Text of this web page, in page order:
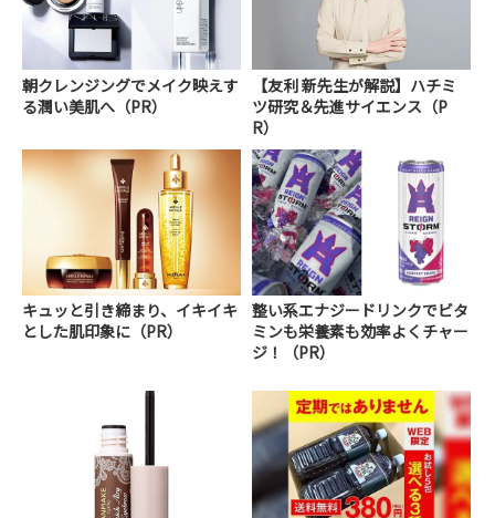
朝クレンジングでメイク映えす
る潤い美肌へ（PR）
【友利 新先生が解説】ハチミ
ツ研究＆先進サイエンス（P
R）
キュッと引き締まり、イキイキ
とした肌印象に（PR）
整い系エナジードリンクでビタ
ミンも栄養素も効率よくチャー
ジ！（PR）